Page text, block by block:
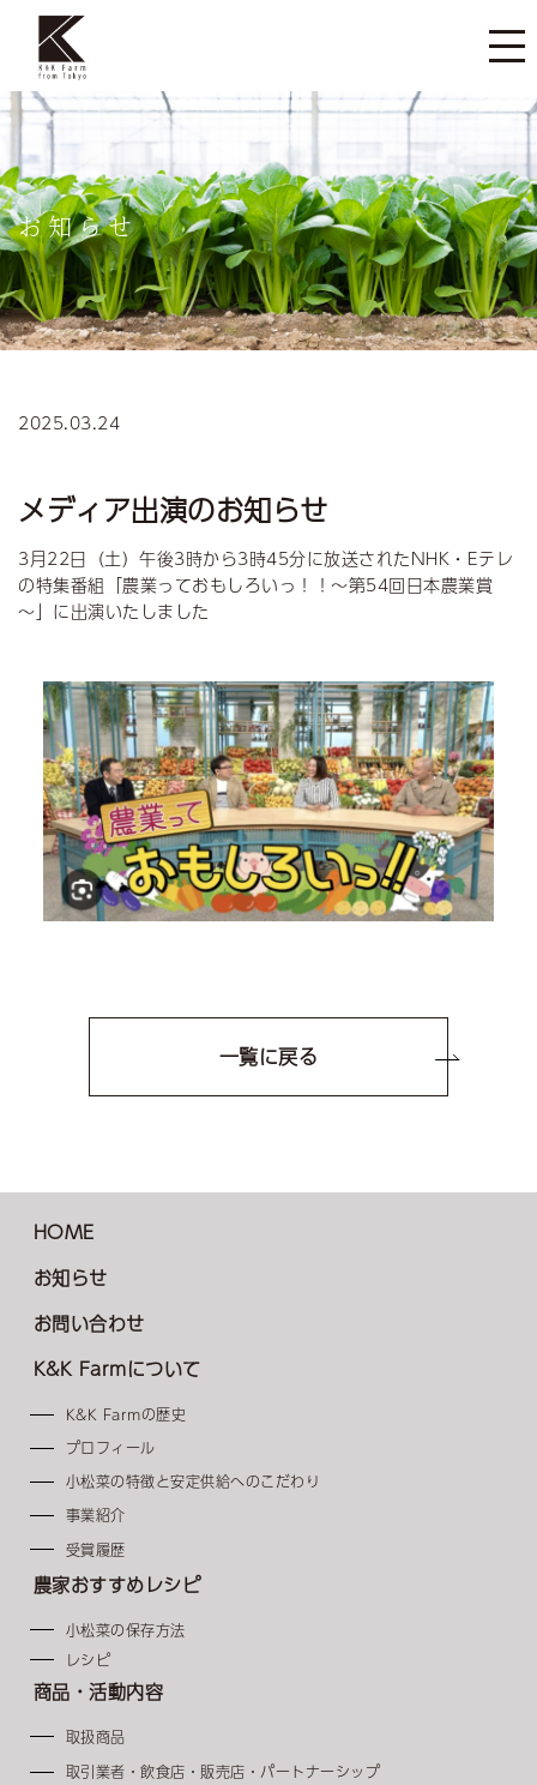
お知らせ
2025.03.24
メディア出演のお知らせ
3月22日（土）午後3時から3時45分に放送されたNHK・Eテレ
の特集番組「農業っておもしろいっ！！～第54回日本農業賞
～」に出演いたしました
一覧に戻る
HOME
お知らせ
お問い合わせ
K&K Farmについて
K&K Farmの歴史
プロフィール
小松菜の特徴と安定供給へのこだわり
事業紹介
受賞履歴
農家おすすめレシピ
小松菜の保存方法
レシピ
商品・活動内容
取扱商品
取引業者・飲食店・販売店・パートナーシップ